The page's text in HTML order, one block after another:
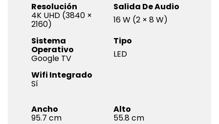
Resolución
4K UHD (3840 ×
2160)
Salida De Audio
16 W (2 × 8 W)
Sistema
Operativo
Google TV
Tipo
LED
Wifi Integrado
Sí
Ancho
95.7
Alto
55.8